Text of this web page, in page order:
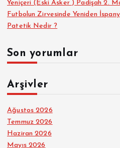
Yeniçeri (Eski Asker ) Padişah 2.
Futbolun Zirvesinde Yeniden
Patetik Nedir ?
Son yorumlar
Arşivler
Ağustos 2026
Temmuz 2026
Haziran 2026
Mayıs 2026